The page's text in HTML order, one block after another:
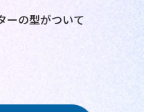
ーの型がついて